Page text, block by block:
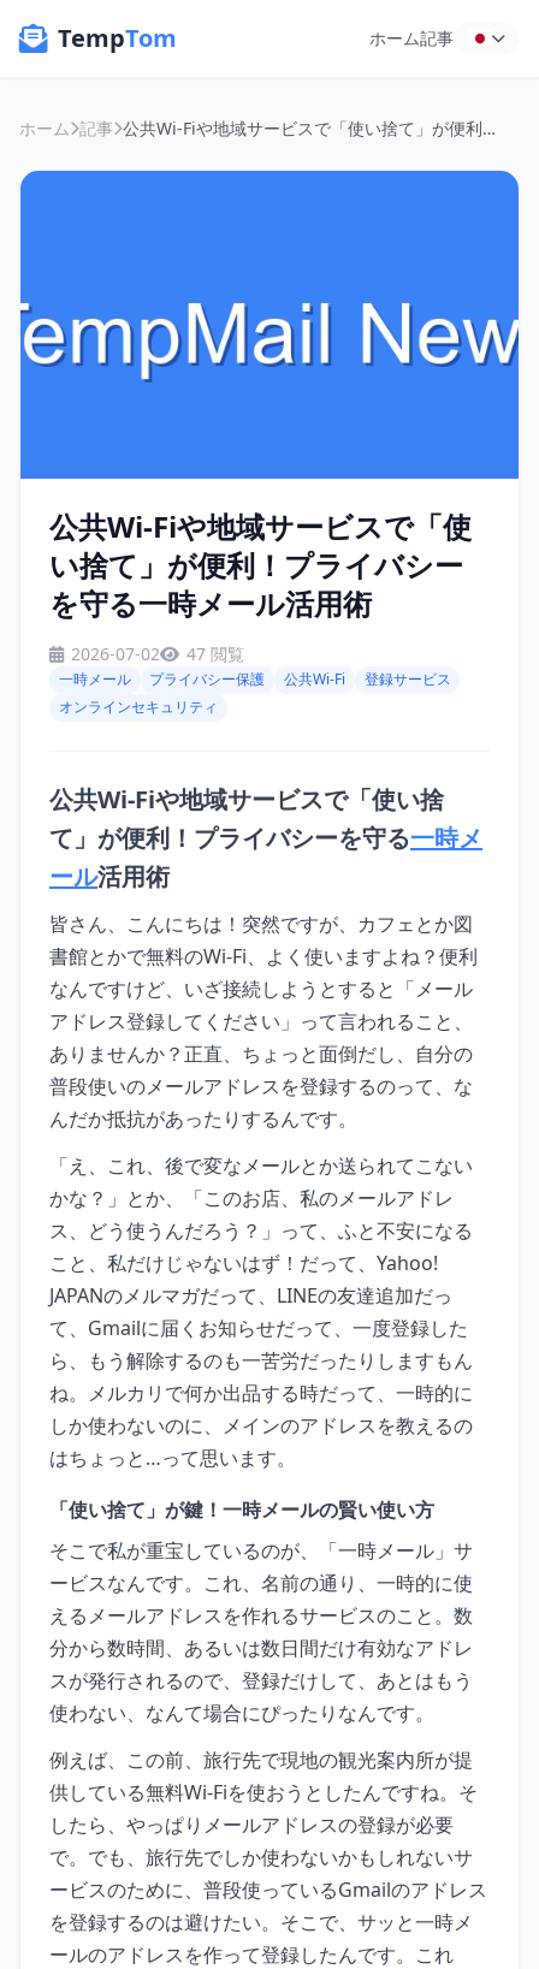
TempTom ホーム記事
ホーム 記事 公共Wi-Fiや地域サービスで「使い捨て」が便利！プライバシーを守る一時メール活用術
公共Wi-Fiや地域サービスで「使
い捨て」が便利！プライバシー
を守る一時メール活用術
2026-07-02 47 閲覧
一時メール プライバシー保護 公共Wi-Fi
登録サービス
オンラインセキュリティ
公共Wi-Fiや地域サービスで「使い捨
て」が便利！プライバシーを守る一時メ
ール活用術
皆さん、こんにちは！突然ですが、カフェとか図
書館とかで無料のWi-Fi、よく使いますよね？便利
なんですけど、いざ接続しようとすると「メール
アドレス登録してください」って言われること、
ありませんか？正直、ちょっと面倒だし、自分の
普段使いのメールアドレスを登録するのって、な
んだか抵抗があったりするんです。
「え、これ、後で変なメールとか送られてこない
かな？」とか、「このお店、私のメールアドレ
ス、どう使うんだろう？」って、ふと不安になる
こと、私だけじゃないはず！だって、Yahoo!
JAPANのメルマガだって、LINEの友達追加だっ
て、Gmailに届くお知らせだって、一度登録した
ら、もう解除するのも一苦労だったりしますもん
ね。メルカリで何か出品する時だって、一時的に
しか使わないのに、メインのアドレスを教えるの
はちょっと…って思います。
「使い捨て」が鍵！一時メールの賢い使い方
そこで私が重宝しているのが、「一時メール」サ
ービスなんです。これ、名前の通り、一時的に使
えるメールアドレスを作れるサービスのこと。数
分から数時間、あるいは数日間だけ有効なアドレ
スが発行されるので、登録だけして、あとはもう
使わない、なんて場合にぴったりなんです。
例えば、この前、旅行先で現地の観光案内所が提
供している無料Wi-Fiを使おうとしたんですね。そ
したら、やっぱりメールアドレスの登録が必要
で。でも、旅行先でしか使わないかもしれないサ
ービスのために、普段使っているGmailのアドレス
を登録するのは避けたい。そこで、サッと一時メ
ールのアドレスを作って登録したんです。これ